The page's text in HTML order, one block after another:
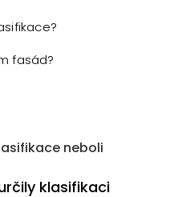
fasád?
neboli
klasifikaci